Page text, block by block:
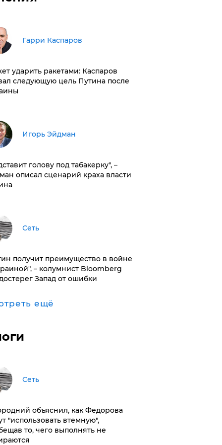
Гарри Каспаров
ударить ракетами: Каспаров
следующую цель Путина после
Игорь Эйдман
голову под табакерку", –
описал сценарий краха власти
Сеть
получит преимущество в войне
– колумнист Bloomberg
Запад от ошибки
ещё
Сеть
объяснил, как Федорова
"использовать втемную",
то, чего выполнять не